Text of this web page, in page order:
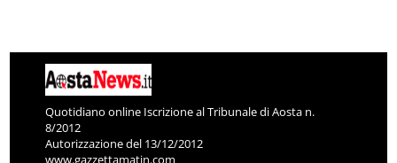
Quotidiano online Iscrizione al Tribunale di Aosta n.
8/2012
Autorizzazione del 13/12/2012
www.gazzettamatin.com